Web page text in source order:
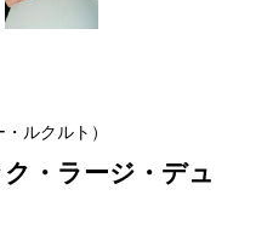
・ルクルト）
・ラージ・デュ